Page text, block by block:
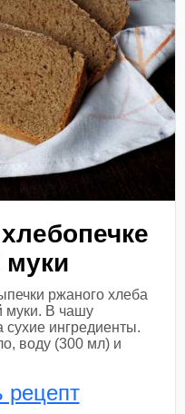
муки
ржаного хлеба
муки. В чашу
сухие ингредиенты.
воду (300 мл) и
рецепт